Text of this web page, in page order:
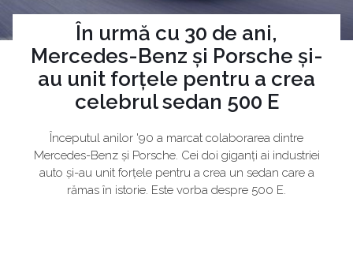
În urmă cu 30 de ani,
Mercedes-Benz și Porsche și-
au unit forțele pentru a crea
celebrul sedan 500 E
Începutul anilor '90 a marcat colaborarea dintre
Mercedes-Benz și Porsche. Cei doi giganți ai industriei
auto și-au unit forțele pentru a crea un sedan care a
rămas în istorie. Este vorba despre 500 E.